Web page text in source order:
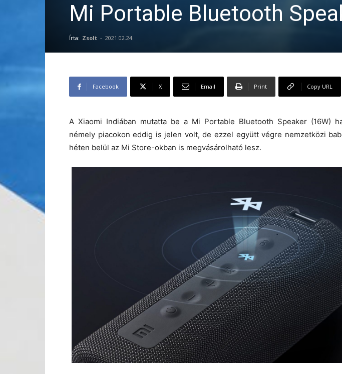
Mi Portable Bluetooth
Írta: Zsolt - 2021.02.24.
Facebook X Email Print Copy URL
A Xiaomi Indiában mutatta be a Mi Portable Bluetooth Speaker (16W)
némely piacokon eddig is jelen volt, de ezzel együtt végre nemzetközi
héten belül az Mi Store-okban is megvásárolható lesz.